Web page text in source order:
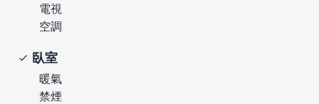
電視
空調
臥室
暖氣
禁煙